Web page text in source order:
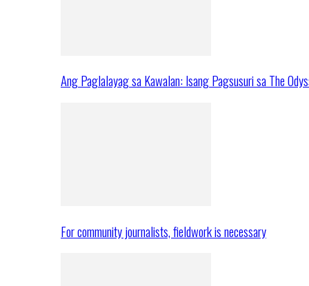
Ang Paglalayag sa Kawalan: Isang Pagsusuri sa The
For community journalists, fieldwork is necessary